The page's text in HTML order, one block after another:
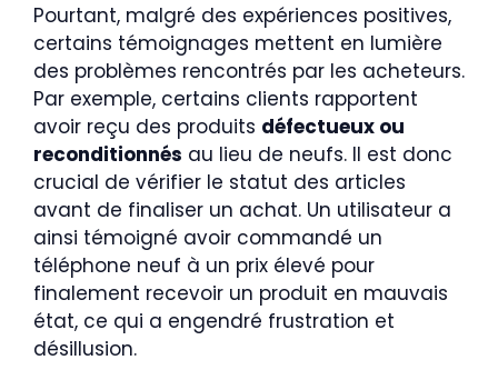
Pourtant, malgré des expériences positives,
certains témoignages mettent en lumière
des problèmes rencontrés par les acheteurs.
Par exemple, certains clients rapportent
avoir reçu des produits défectueux ou
reconditionnés au lieu de neufs. Il est donc
crucial de vérifier le statut des articles
avant de finaliser un achat. Un utilisateur a
ainsi témoigné avoir commandé un
téléphone neuf à un prix élevé pour
finalement recevoir un produit en mauvais
état, ce qui a engendré frustration et
désillusion.